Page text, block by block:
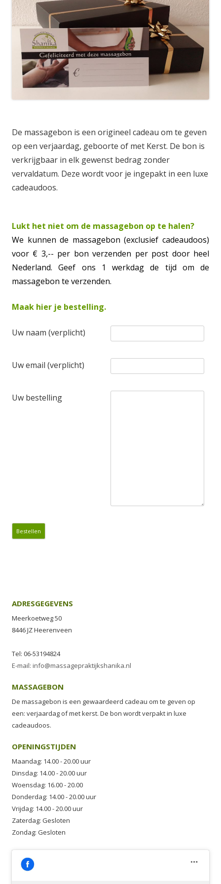
De massagebon is een origineel cadeau om te geven
op een verjaardag, geboorte of met Kerst. De bon is
verkrijgbaar in elk gewenst bedrag zonder
vervaldatum. Deze wordt voor je ingepakt in een luxe
cadeaudoos.
Lukt het niet om de massagebon op te halen?
We kunnen de massagebon (exclusief cadeaudoos)
voor € 3,-- per bon verzenden per post door heel
Nederland. Geef ons 1 werkdag de tijd om de
massagebon te verzenden.
Maak hier je bestelling.
Uw naam (verplicht)
Uw email (verplicht)
Uw bestelling
ADRESGEGEVENS
Meerkoetweg 50
8446 JZ Heerenveen
Tel: 06-53194824
E-mail: info@massagepraktijkshanika.nl
MASSAGEBON
De massagebon is een gewaardeerd cadeau om te geven op
een: verjaardag of met kerst. De bon wordt verpakt in luxe
cadeaudoos.
OPENINGSTIJDEN
Maandag: 14.00 - 20.00 uur
Dinsdag: 14.00 - 20.00 uur
Woensdag: 16.00 - 20.00
Donderdag: 14.00 - 20.00 uur
Vrijdag: 14.00 - 20.00 uur
Zaterdag: Gesloten
Zondag: Gesloten